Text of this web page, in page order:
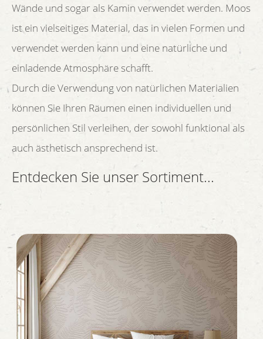
Wände und sogar als Kamin verwendet werden. Moos
ist ein vielseitiges Material, das in vielen Formen und
verwendet werden kann und eine natürliche und
einladende Atmosphäre schafft.
Durch die Verwendung von natürlichen Materialien
können Sie Ihren Räumen einen individuellen und
persönlichen Stil verleihen, der sowohl funktional als
auch ästhetisch ansprechend ist.
Entdecken Sie unser Sortiment...